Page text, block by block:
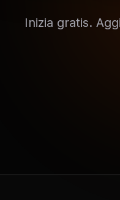
Inizia gratis.